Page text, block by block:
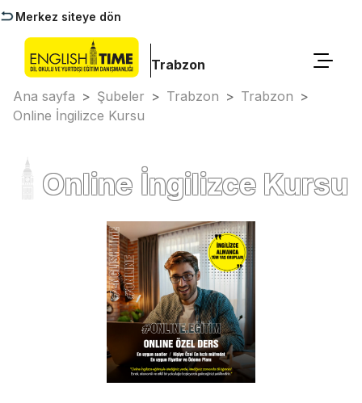
Merkez siteye dön
Trabzon
Ana sayfa > Şubeler > Trabzon > Trabzon >
Online İngilizce Kursu
Online İngilizce Kursu